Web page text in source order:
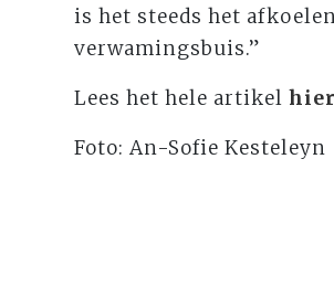
is het steeds het
verwamingsbuis.”
Lees het hele artikel
Foto: An-Sofie Kesteleyn